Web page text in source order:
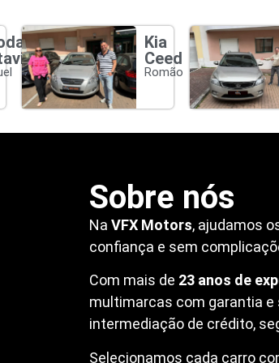
Kia
Ceed
Romão
Sobre nós
Na VFX Motors, ajudamos
confiança e sem
Com mais de 23 anos de
multimarcas com garantia
intermediação de crédito,
Selecionamos cada carro